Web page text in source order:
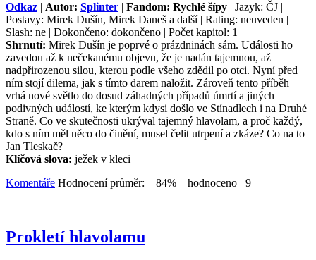
Odkaz | Autor: Splinter | Fandom: Rychlé šípy | Jazyk: ČJ |
Postavy: Mirek Dušín, Mirek Daneš a další | Rating: neuveden |
Slash: ne | Dokončeno: dokončeno | Počet kapitol: 1
Shrnutí: Mirek Dušín je poprvé o prázdninách sám. Události ho
zavedou až k nečekanému objevu, že je nadán tajemnou, až
nadpřirozenou silou, kterou podle všeho zdědil po otci. Nyní před
ním stojí dilema, jak s tímto darem naložit. Zároveň tento příběh
vrhá nové světlo do dosud záhadných případů úmrtí a jiných
podivných událostí, ke kterým kdysi došlo ve Stínadlech i na Druhé
Straně. Co ve skutečnosti ukrýval tajemný hlavolam, a proč každý,
kdo s ním měl něco do činění, musel čelit utrpení a zkáze? Co na to
Jan Tleskač?
Klíčová slova: ježek v kleci
Komentáře Hodnocení průměr: 84% hodnoceno 9
Prokletí hlavolamu